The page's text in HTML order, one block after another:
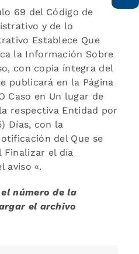
69 del Código de
y de lo
Establece Que
la Información Sobre
con copia íntegra del
publicará en la Página
Caso en Un lugar de
respectiva Entidad por
Días, con la
del Que se
Finalizar el día
aviso «.
número de la
el archivo